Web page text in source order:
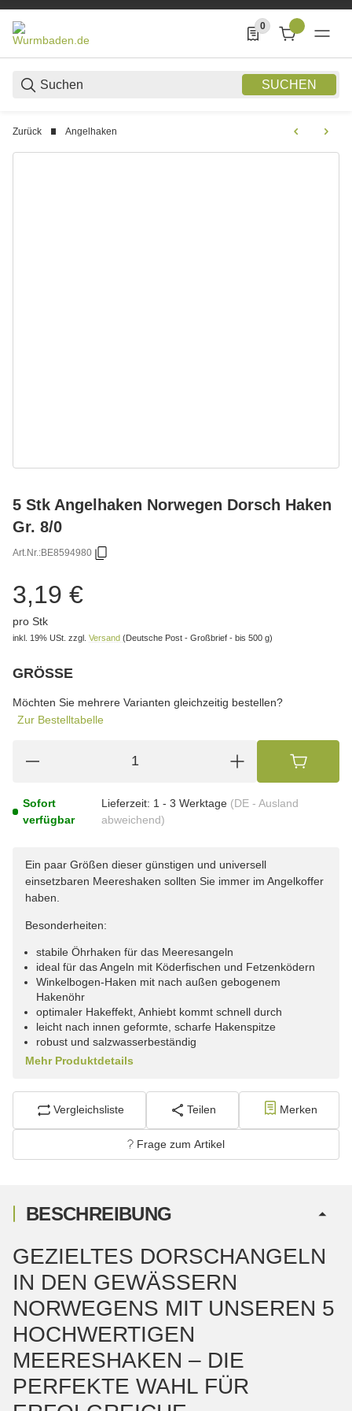
SUCHEN
0
0 Produkte in der
Zurück Angelhaken
5 Stk Angelhaken Norwegen Dorsch Haken
Gr. 8/0
Art.Nr.:BE8594980
3,19 €
pro Stk
inkl. 19% USt. zzgl. Versand (Deutsche Post - Großbrief - bis 500 g)
GRÖSSE
Möchten Sie mehrere Varianten gleichzeitig bestellen?
Zur Bestelltabelle
Sofort
verfügbar
Lieferzeit: 1 - 3 Werktage (DE - Ausland
abweichend)
Ein paar Größen dieser günstigen und universell
einsetzbaren Meereshaken sollten Sie immer im Angelkoffer
haben.
Besonderheiten:
stabile Öhrhaken für das Meeresangeln
ideal für das Angeln mit Köderfischen und Fetzenködern
Winkelbogen-Haken mit nach außen gebogenem
Hakenöhr
optimaler Hakeffekt, Anhiebt kommt schnell durch
leicht nach innen geformte, scharfe Hakenspitze
robust und salzwasserbeständig
Mehr Produktdetails
Vergleichsliste Teilen Merken
Frage zum Artikel
BESCHREIBUNG
GEZIELTES DORSCHANGELN
IN DEN GEWÄSSERN
NORWEGENS MIT UNSEREN 5
HOCHWERTIGEN
MEERESHAKEN – DIE
PERFEKTE WAHL FÜR